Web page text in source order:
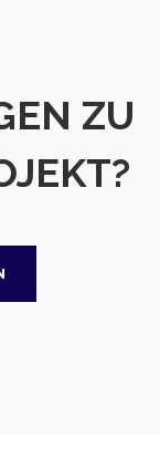
ZU